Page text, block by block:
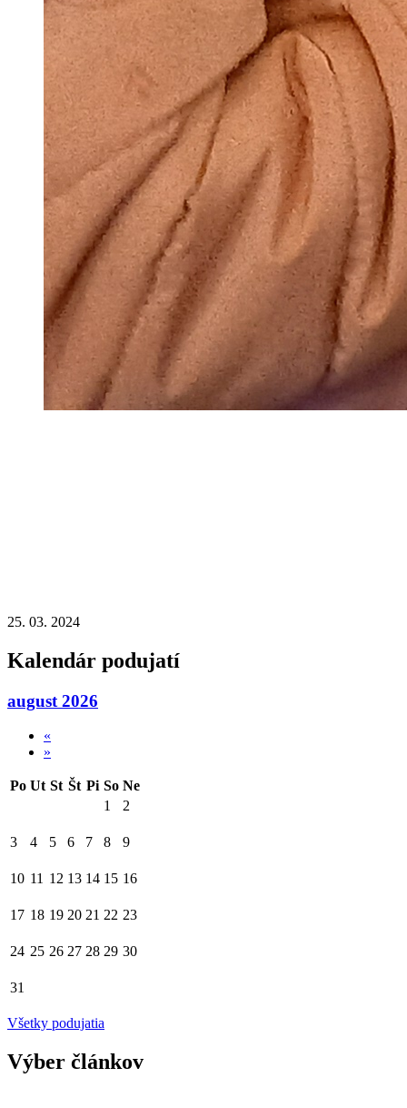
25. 03. 2024
Kalendár podujatí
august 2026
«
»
Po Ut St Št Pi So Ne
1
2
3 4 5 6 7 8 9
10 11 12 13 14 15 16
17 18 19 20 21 22 23
24 25 26 27 28 29 30
31
Všetky podujatia
Výber článkov